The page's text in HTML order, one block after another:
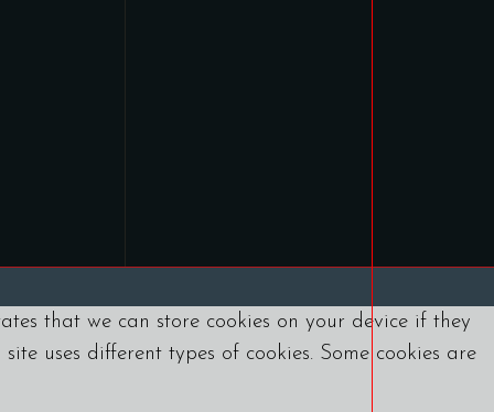
that we can store cookies on your device if they
uses different types of cookies. Some cookies are